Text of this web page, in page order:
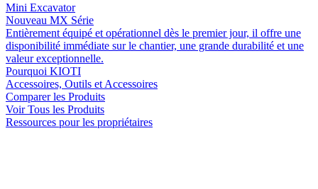
Mini Excavator
Nouveau MX Série
Entièrement équipé et opérationnel dès le premier jour, il offre une
disponibilité immédiate sur le chantier, une grande durabilité et une
valeur exceptionnelle.
Pourquoi KIOTI
Accessoires, Outils et Accessoires
Comparer les Produits
Voir Tous les Produits
Ressources pour les propriétaires